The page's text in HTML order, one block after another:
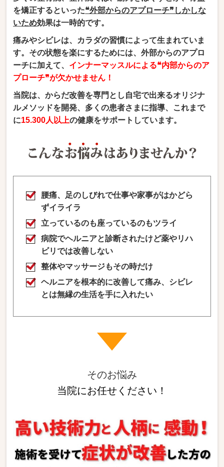
を矯正するといった❝外部からのアプローチ❞しかしな
いため効果は一時的です。
痛みやシビレは、カラダの習慣によって生まれていま
す。その状態を楽にするためには、外部からのアプロ
ーチに加えて、 インナーマッスルによる❝内部からのア
プローチ❞が欠かせません！
当院は、からだ改善を専門とし自宅で出来るオリジナ
ルメソッドを開発、多くの患者さまに指導、これまで
に15.300人以上の健康をサポートしています。
腰痛、足のしびれで仕事や家事がはかどら
ずイライラ
立っているのも座っているのもツライ
病院でヘルニアと診断されたけど薬やリハ
ビリでは改善しない
整体やマッサージもその時だけ
ヘルニアを根本的に改善して痛み、シビレ
とは無縁の生活を手に入れたい
そのお悩み
当院にお任せください！